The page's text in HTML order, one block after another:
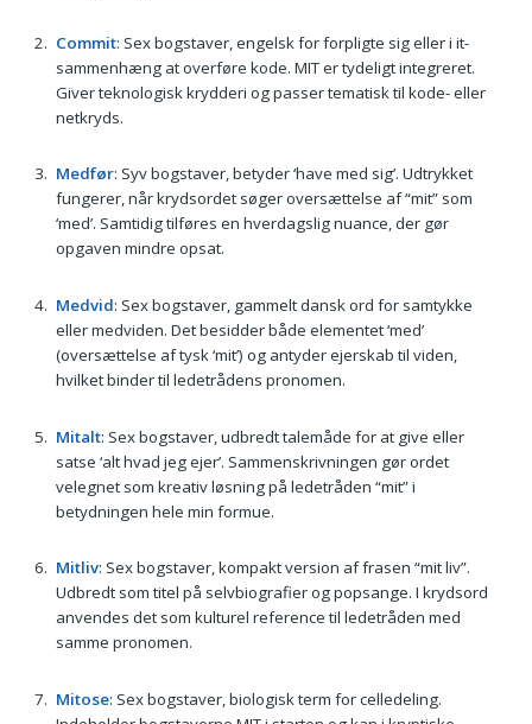
Commit: Sex bogstaver, engelsk for forpligte sig eller i it-
sammenhæng at overføre kode. MIT er tydeligt integreret.
Giver teknologisk krydderi og passer tematisk til kode- eller
netkryds.
Medfør: Syv bogstaver, betyder ‘have med sig’. Udtrykket
fungerer, når krydsordet søger oversættelse af “mit” som
‘med’. Samtidig tilføres en hverdagslig nuance, der gør
opgaven mindre opsat.
Medvid: Sex bogstaver, gammelt dansk ord for samtykke
eller medviden. Det besidder både elementet ‘med’
(oversættelse af tysk ‘mit’) og antyder ejerskab til viden,
hvilket binder til ledetrådens pronomen.
Mitalt: Sex bogstaver, udbredt talemåde for at give eller
satse ‘alt hvad jeg ejer’. Sammenskrivningen gør ordet
velegnet som kreativ løsning på ledetråden “mit” i
betydningen hele min formue.
Mitliv: Sex bogstaver, kompakt version af frasen “mit liv”.
Udbredt som titel på selvbiografier og popsange. I krydsord
anvendes det som kulturel reference til ledetråden med
samme pronomen.
Mitose: Sex bogstaver, biologisk term for celledeling.